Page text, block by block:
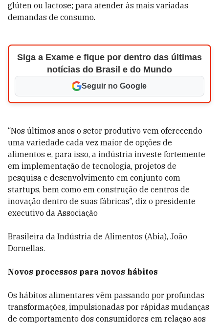
glúten ou lactose; para atender às mais variadas
demandas de consumo.
Siga a Exame e fique por dentro das últimas
notícias do Brasil e do Mundo
Seguir no Google
“Nos últimos anos o setor produtivo vem oferecendo
uma variedade cada vez maior de opções de
alimentos e, para isso, a indústria investe fortemente
em implementação de tecnologia, projetos de
pesquisa e desenvolvimento em conjunto com
startups, bem como em construção de centros de
inovação dentro de suas fábricas”, diz o presidente
executivo da Associação
Brasileira da Indústria de Alimentos (Abia), João
Dornellas.
Novos processos para novos hábitos
Os hábitos alimentares vêm passando por profundas
transformações, impulsionadas por rápidas mudanças
de comportamento dos consumidores em relação aos